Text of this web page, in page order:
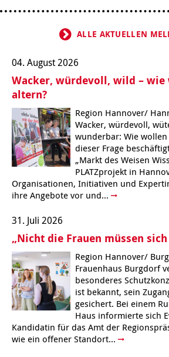
ALLE AKTUELLEN
04. August 2026
Wacker, würdevoll, wild –
altern?
Region Hannover/
Wacker, würdevoll,
wunderbar: Wie
dieser Frage
„Markt des Weisen
PLATZprojekt in
Organisationen, Initiativen und
ihre Angebote vor und...
31. Juli 2026
„Nicht die Frauen müssen
Region Hannover/
Frauenhaus Burgdorf
besonderes
ist bekannt, sein
gesichert. Bei einem
Haus informierte sich
Kandidatin für das Amt der
wie ein offener Standort...